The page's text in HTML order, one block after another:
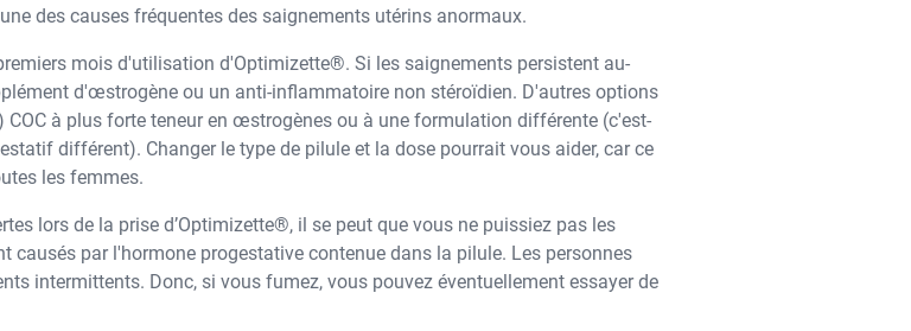
des causes fréquentes des saignements utérins anormaux.
mois d'utilisation d'Optimizette®. Si les saignements persistent au-
d'œstrogène ou un anti-inflammatoire non stéroïdien. D'autres options
à plus forte teneur en œstrogènes ou à une formulation différente (c'est-
différent). Changer le type de pilule et la dose pourrait vous aider, car ce
les femmes.
lors de la prise d’Optimizette®, il se peut que vous ne puissiez pas les
causés par l'hormone progestative contenue dans la pilule. Les personnes
intermittents. Donc, si vous fumez, vous pouvez éventuellement essayer de